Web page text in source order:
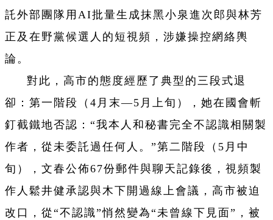
託外部團隊用AI批量生成抹黑小泉進次郎與林芳
正及在野黨候選人的短視頻，涉嫌操控網絡輿
論。
對此，高市的態度經歷了典型的三段式退
卻：第一階段（4月末—5月上旬），她在國會斬
釘截鐵地否認：“我本人和秘書完全不認識相關製
作者，從未委託過任何人。”第二階段（5月中
旬），文春公佈67份郵件與聊天記錄後，視頻製
作人鬆井健承認與木下開過線上會議，高市被迫
改口，從“不認識”悄然變為“未曾線下見面”，被